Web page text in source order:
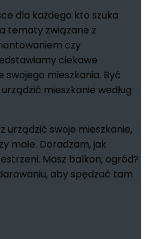
dla każdego kto szuka
tematy związane z
czy
ciekawe
mieszkania. Być
mieszkanie według
urządzić swoje mieszkanie,
małe. Doradzam, jak
Masz balkon, ogród?
aby spędzać tam